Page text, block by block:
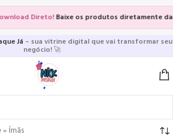
Direto!Baixe os produtos diretamente das
Já – sua vitrine digital que vai transformar seu
negócio!🚀
» Ímãs